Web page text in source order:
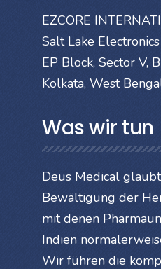
EZCORE
Salt Lake
EP Block, Sector V,
Kolkata, West
Was wir tun
Deus Medical
Bewältigung der
mit denen
Indien
Wir führen die